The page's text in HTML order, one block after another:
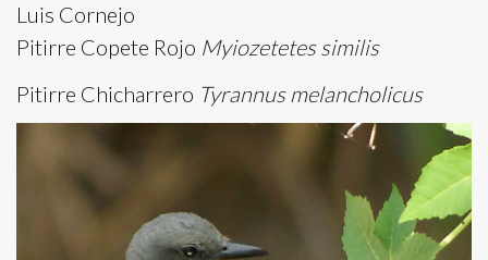
Luis Cornejo
Pitirre Copete Rojo Myiozetetes similis
Pitirre Chicharrero Tyrannus melancholicus